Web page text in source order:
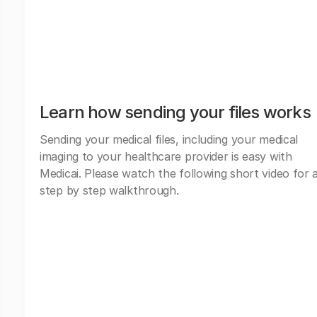
Learn how sending your files works
Sending your medical files, including your medical
imaging to your healthcare provider is easy with
Medicai. Please watch the following short video for
step by step walkthrough.